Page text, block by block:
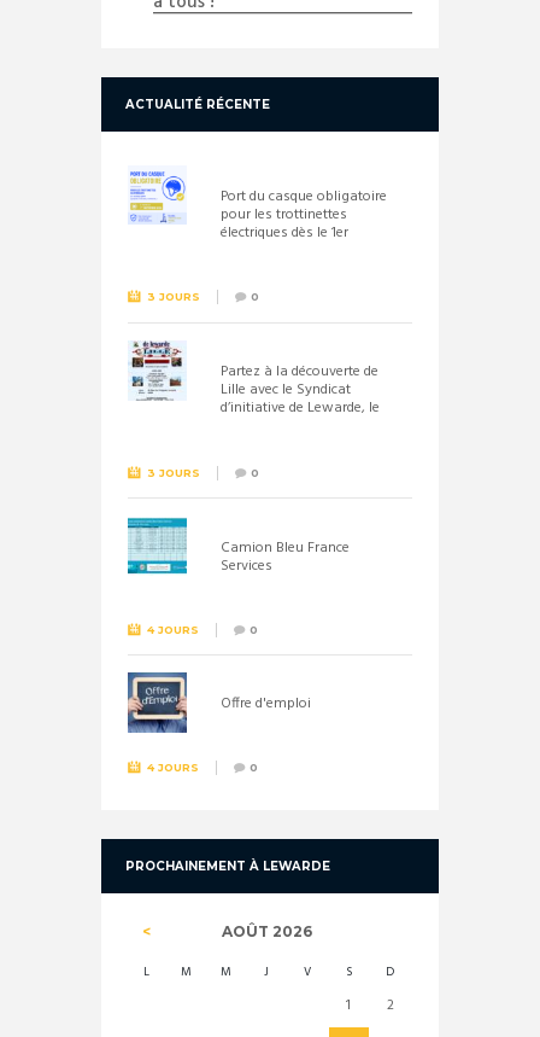
ACTUALITÉ RÉCENTE
Port du casque obligatoire
pour les trottinettes
électriques dès le 1er
3 JOURS 0
Partez à la découverte de
Lille avec le Syndicat
d’initiative de Lewarde, le
3 JOURS 0
Camion Bleu France
Services
4 JOURS 0
Offre d'emploi
4 JOURS 0
PROCHAINEMENT À LEWARDE
AOÛT 2026
L M M J V S D
1
2